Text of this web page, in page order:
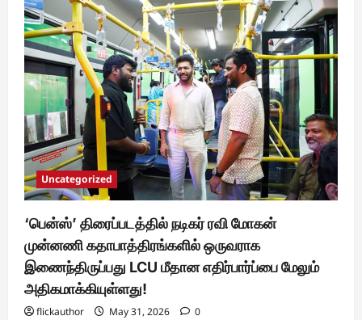
Uncategorized
‘பென்ஸ்’ திரைப்படத்தில் நடிகர் ரவி மோகன்
முன்னணி கதாபாத்திரங்களில் ஒருவராக
இணைந்திருப்பது LCU மீதான எதிர்பார்ப்பை மேலும்
அதிகமாக்கியுள்ளது!
flickauthor May 31, 2026 0